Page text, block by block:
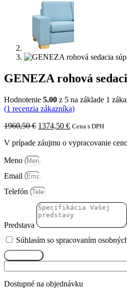
GENEZA rohová
Hodnotenie 5.00 z 5 na základe 1
(1 recenzia zákazníka)
1960,50€ Pôvodná
bola:
1374,50 €Aktuálna
je:
Cena s DPH
V prípade záujmu o vypracovanie
Meno
Email
Telefón
Predstava
Súhlasím so spracovaním
Dostupné na objednávku